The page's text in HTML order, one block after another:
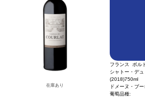
シャトー・カノンのチームが同様のケアと高い技術力
に取り組んでいる。 近隣にあるシャトー・カノンの区
う余地のないしっかりとした礎となり、この複雑な作
ミットメントは2017年のヴィンテージから始まってい
フローラルなノーズが広がり、ケンティフォリアロー
し、フルーティーさのパワーは徐々に増し、ヴィンテ
る。2つの魅力的な芳香は野性的なタッチを添え、ま
開する。スワリングすると凝縮したアロマがグラスか
なリコリスも感じる。口に含むと、引き立ったコクに
に魅了される。フィニッシュは石灰岩の骨格を想起さ
葡萄品種メルロー
インの組成への影響は明らかで、格別できりっとした
すポテンシャルを持つ。 ベルリケの特徴であるテロワ
ントなミネラル感のスタイルの間に起こるマジックは
シャトー・カノンのチームが同様のケアと高い技術力
に取り組んでいる。 近隣にあるシャトー・カノンの区
う余地のないしっかりとした礎となり、この複雑な作
ミットメントは2017年のヴィンテージから始まってい
フローラルなノーズが広がり、ケンティフォリアロー
し、フルーティーさのパワーは徐々に増し、ヴィンテ
る。2つの魅力的な芳香は野性的なタッチを添え、ま
開する。スワリングすると凝縮したアロマがグラスか
在庫あり
フランス ボル
シャトー・デ
(2018)750ml
ドメーヌ・ブ
葡萄品種: